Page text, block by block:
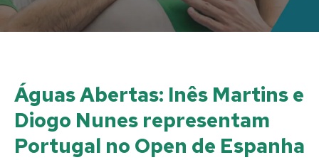
Águas Abertas: Inês Martins e
Diogo Nunes representam
Portugal no Open de Espanha